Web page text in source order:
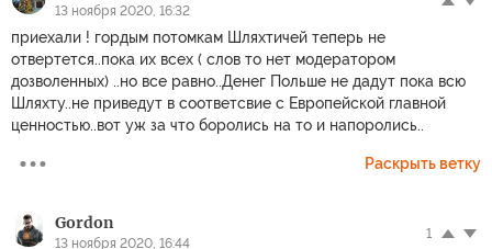
13 ноября 2020, 16:32
приехали ! гордым потомкам Шляхтичей теперь не
отвертется..пока их всех ( слов то нет модератором
дозволенных) ..но все равно..Денег Польше не дадут пока всю
Шляхту..не приведут в соответсвие с Европейской главной
ценностью..вот уж за что боролись на то и напоролись..
Раскрыть ветку
Gordon
13 ноября 2020, 16:44
1